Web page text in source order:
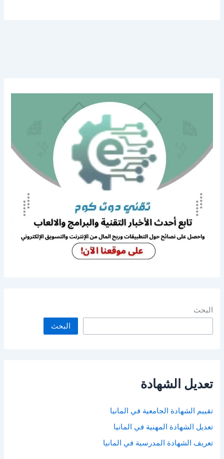
البحث
البحث
تعديل الشهادة
تقييم الشهادة الجامعية في المانيا
تعديل الشهادة المهنية في المانيا
تعريف الشهادة المدرسية في المانيا